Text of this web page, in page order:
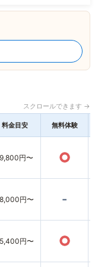
スクロールできます →
料金目安 無料体験
円〜 ○
円〜 -
円〜 ○